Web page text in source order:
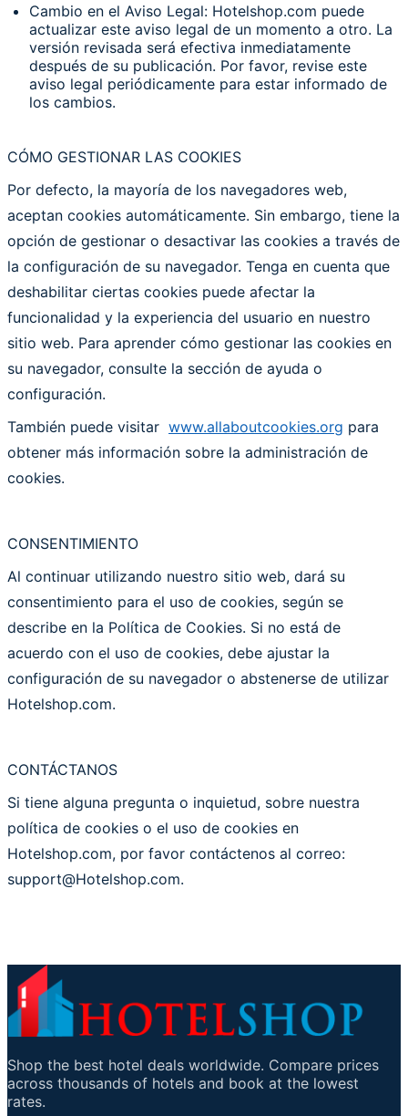
Cambio en el Aviso Legal: Hotelshop.com puede
actualizar este aviso legal de un momento a otro. La
versión revisada será efectiva inmediatamente
después de su publicación. Por favor, revise este
aviso legal periódicamente para estar informado de
los cambios.
CÓMO GESTIONAR LAS COOKIES
Por defecto, la mayoría de los navegadores web,
aceptan cookies automáticamente. Sin embargo, tiene la
opción de gestionar o desactivar las cookies a través de
la configuración de su navegador. Tenga en cuenta que
deshabilitar ciertas cookies puede afectar la
funcionalidad y la experiencia del usuario en nuestro
sitio web. Para aprender cómo gestionar las cookies en
su navegador, consulte la sección de ayuda o
configuración.
También puede visitar www.allaboutcookies.org para
obtener más información sobre la administración de
cookies.
CONSENTIMIENTO
Al continuar utilizando nuestro sitio web, dará su
consentimiento para el uso de cookies, según se
describe en la Política de Cookies. Si no está de
acuerdo con el uso de cookies, debe ajustar la
configuración de su navegador o abstenerse de utilizar
Hotelshop.com.
CONTÁCTANOS
Si tiene alguna pregunta o inquietud, sobre nuestra
política de cookies o el uso de cookies en
Hotelshop.com, por favor contáctenos al correo:
support@Hotelshop.com.
Shop the best hotel deals worldwide. Compare prices
across thousands of hotels and book at the lowest
rates.